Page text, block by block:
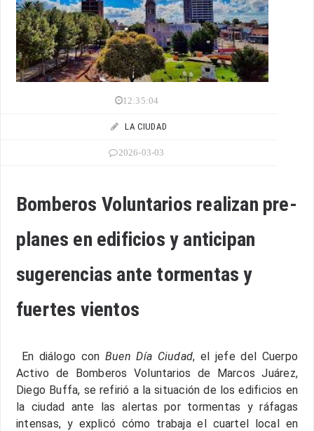
12:35:04
LA CIUDAD
2026-03-03
Bomberos Voluntarios realizan pre-
planes en edificios y anticipan
sugerencias ante tormentas y
fuertes vientos
En diálogo con Buen Día Ciudad, el jefe del Cuerpo
Activo de Bomberos Voluntarios de Marcos Juárez,
Diego Buffa, se refirió a la situación de los edificios en
la ciudad ante las alertas por tormentas y ráfagas
intensas, y explicó cómo trabaja el cuartel local en